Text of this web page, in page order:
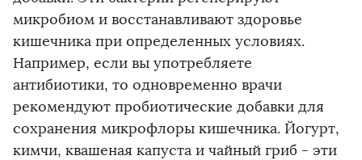
микробиом и восстанавливают здоровье
кишечника при определенных условиях.
Например, если вы употребляете
антибиотики, то одновременно врачи
рекомендуют пробиотические добавки для
сохранения микрофлоры кишечника. Йогурт,
кимчи, квашеная капуста и чайный гриб - эти